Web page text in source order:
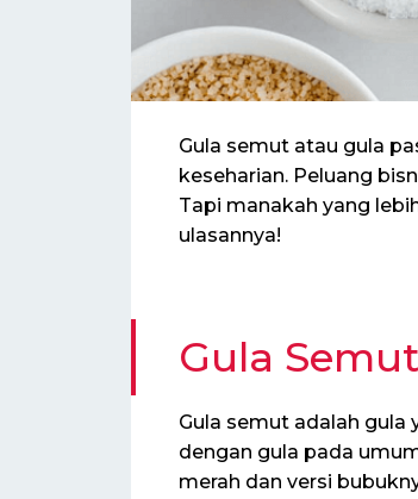
Gula semut atau gula
keseharian. Peluang
Tapi manakah yang
ulasannya!
Gula Semut
Gula semut adalah gula
dengan gula pada
merah dan versi